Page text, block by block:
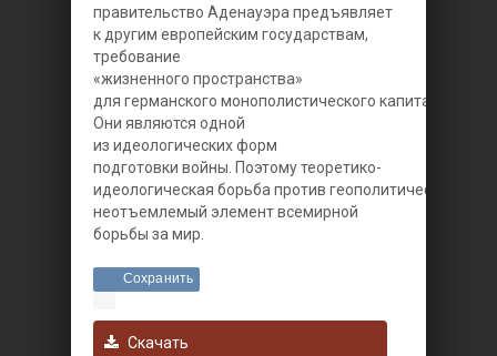
правительство Аденауэра предъявляет
к другим европейским государствам,
требование
«жизненного пространства»
для германского монополистического капитала.
Они являются одной
из идеологических форм
подготовки войны. Поэтому теоретико-
идеологическая борьба против геополитических
неотъемлемый элемент всемирной
борьбы за мир.
Сохранить
Скачать